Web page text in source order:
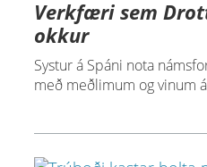
Verkfæri sem
okkur
Systur á Spáni nota
með meðlimum og vinum